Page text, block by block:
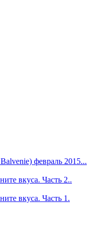
февраль 2015...
вкуса. Часть 2..
вкуса. Часть 1.